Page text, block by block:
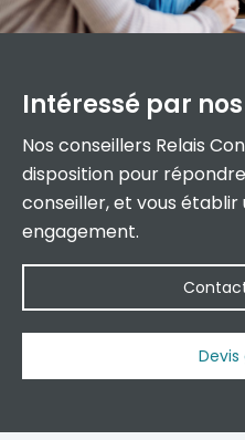
Intéressé par
Nos conseillers Relais
disposition pour
conseiller, et vous
engagement.